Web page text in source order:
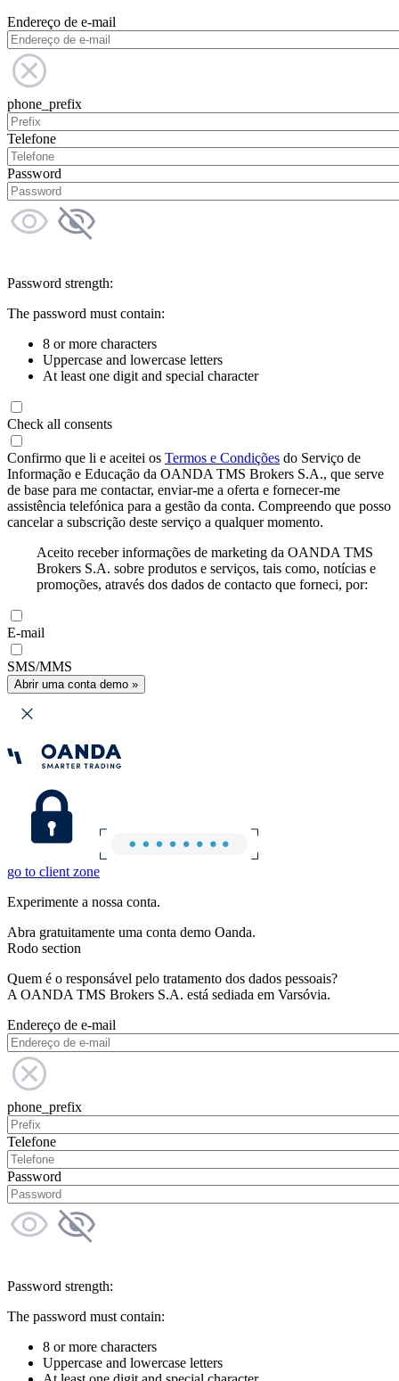
Endereço de e-mail
phone_prefix
Telefone
Password
Password strength:
The password must contain:
8 or more characters
Uppercase and lowercase letters
At least one digit and special character
Check all consents
Confirmo que li e aceitei os Termos e Condições do Serviço de
Informação e Educação da OANDA TMS Brokers S.A., que serve
de base para me contactar, enviar-me a oferta e fornecer-me
assistência telefónica para a gestão da conta. Compreendo que posso
cancelar a subscrição deste serviço a qualquer momento.
Aceito receber informações de marketing da OANDA TMS
Brokers S.A. sobre produtos e serviços, tais como, notícias e
promoções, através dos dados de contacto que forneci, por:
E-mail
SMS/MMS
Abrir uma conta demo »
go to client zone
Experimente a nossa conta.
Abra gratuitamente uma conta demo Oanda.
Rodo section
Quem é o responsável pelo tratamento dos dados pessoais?
A OANDA TMS Brokers S.A. está sediada em Varsóvia.
Endereço de e-mail
phone_prefix
Telefone
Password
Password strength:
The password must contain:
8 or more characters
Uppercase and lowercase letters